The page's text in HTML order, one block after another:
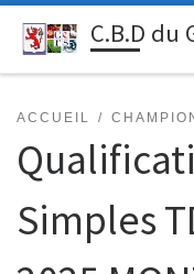
Passer au contenu
C.B.D du
ACCUEIL
Simples